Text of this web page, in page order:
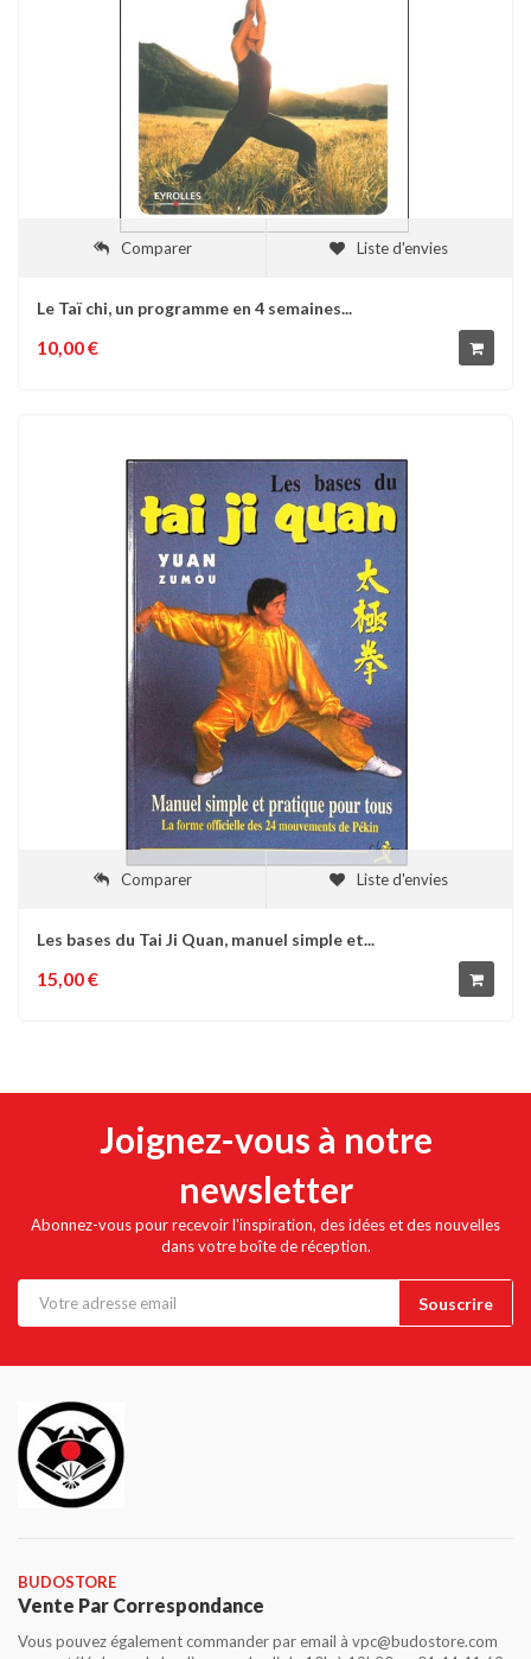
Comparer Liste d'envies
Le Taï chi, un programme en 4 semaines...
10,00 €
Comparer Liste d'envies
Les bases du Tai Ji Quan, manuel simple et...
15,00 €
Joignez-vous à notre
newsletter
Abonnez-vous pour recevoir l'inspiration, des idées et des nouvelles
dans votre boîte de réception.
BUDOSTORE
Vente Par Correspondance
Vous pouvez également commander par email à vpc@budostore.com